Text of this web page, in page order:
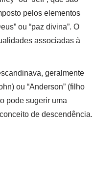
pelos elementos
ou “paz divina”. O
associadas à
geralmente
ou “Anderson” (filho
pode sugerir uma
de descendência.